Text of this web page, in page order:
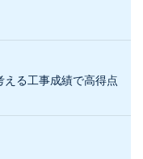
える工事成績で高得点